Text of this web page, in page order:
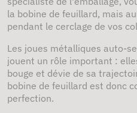
la bobine de feuillard, mais
pendant le cerclage de vos
Les joues métalliques auto-
jouent un rôle important :
bouge et dévie de sa
bobine de feuillard est donc
perfection.